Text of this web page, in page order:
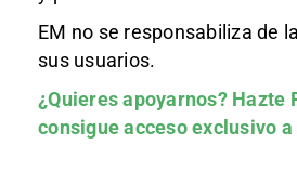
EM no se responsabiliza de
sus usuarios.
¿Quieres apoyarnos? Hazte
consigue acceso exclusivo